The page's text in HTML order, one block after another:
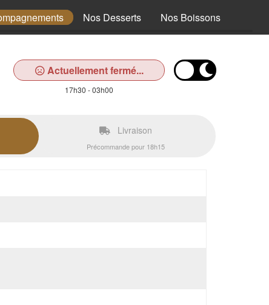
Nos Desserts Nos Boissons
Actuellement fermé...
17h30 - 03h00
Livraison
Précommande pour 18h15